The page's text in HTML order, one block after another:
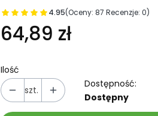
4.95(Oceny: 87 Recenzje: 0)
64,89 zł
Ilość
szt.
Dostępność:
Dostępny